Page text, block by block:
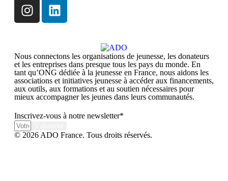
Nous connectons les organisations de jeunesse, les donateurs
et les entreprises dans presque tous les pays du monde. En
tant qu’ONG dédiée à la jeunesse en France, nous aidons les
associations et initiatives jeunesse à accéder aux financements,
aux outils, aux formations et au soutien nécessaires pour
mieux accompagner les jeunes dans leurs communautés.
Inscrivez-vous à notre newsletter*
© 2026 ADO France. Tous droits réservés.